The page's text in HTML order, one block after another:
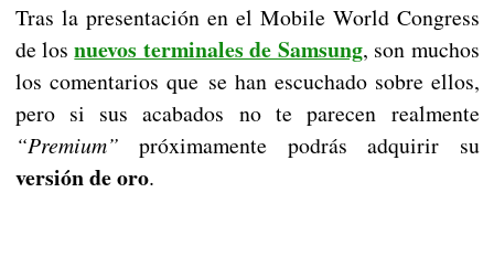
Tras la presentación en el Mobile World Congress
de losnuevos terminales de Samsung, son muchos
los comentarios que se han escuchado sobre ellos,
pero si sus acabados no te parecen realmente
“Premium” próximamente podrás adquirir su
versión de oro.